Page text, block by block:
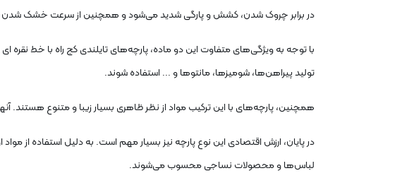
در برابر چروک‌ شدن، کشش و پارگی شدید می‌شود و همچنین از سرعت خشک شدن
با توجه به ویژگی‌های متفاوت این دو ماده، پارچه‌های تایلندی کج راه با خط
تولید پیراهن‌ها، شومیزها، مانتو‌ها و ... استفاده شوند.
همچنین، پارچه‌های با این ترکیب مواد از نظر ظاهری بسیار زیبا و متنوع هستند.
در پایان، ارزش اقتصادی این نوع پارچه نیز بسیار مهم است. به دلیل استفاده از
لباس‌ها و محصولات نساجی محسوب می‌شوند.